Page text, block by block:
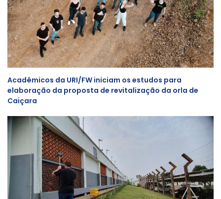
Acadêmicos da URI/FW iniciam os estudos para
elaboração da proposta de revitalização da orla de
Caiçara